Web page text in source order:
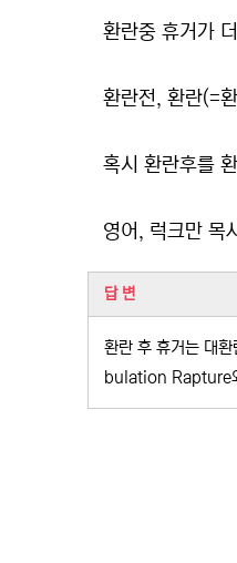
환란중 휴거가
환란전, 환란(=
혹시 환란후를
영어, 럭크만 목
관련자료
답 변
환란 후 휴거는 대
bulation Rapture